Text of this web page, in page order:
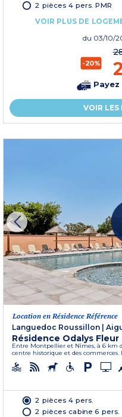
2 pièces 4 pers. PMR
VOIR PLUS DE
du 03/10/
-20%
Payez
VOIR LES
Location en Résidence Référence
Languedoc Roussillon |
Résidence Odalys Fleur
Entre Montpellier et Nîmes, à 6 km
centre historique et des commerces.
2 pièces 4 pers.
2 pièces cabine 6 pers.